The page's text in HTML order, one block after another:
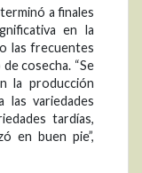
a finales
en la
las frecuentes
cosecha. “Se
la producción
las variedades
tardías,
en buen pie”,